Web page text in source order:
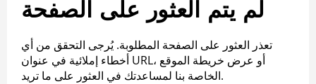
لم يتم العثور على الصفحة
تعذر العثور على الصفحة المطلوبة. يُرجى التحقق من أي
أخطاء إملائية في عنوان URL، أو عرض خريطة الموقع
الخاصة بنا لمساعدتك في العثور على ما تريد.